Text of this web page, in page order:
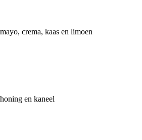
crema, kaas en limoen
en kaneel